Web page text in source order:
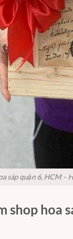
sáp quận 6, HCM –
shop hoa